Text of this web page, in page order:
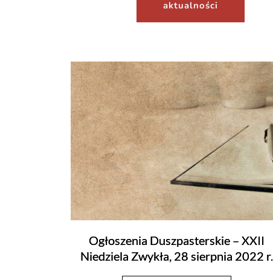
aktualności
Ogłoszenia Duszpasterskie – XXII
Niedziela Zwykła, 28 sierpnia 2022 r.